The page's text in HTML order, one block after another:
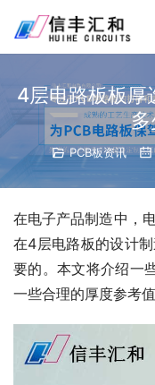
4层电路板板厚
多
PCB板资讯
在电子产品制造中，
在4层电路板的设计
要的。本文将介绍一
一些合理的厚度参考值